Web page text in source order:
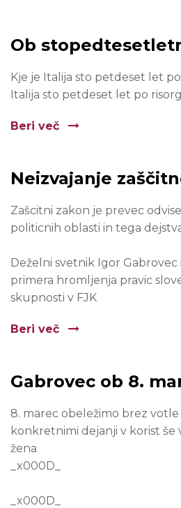
Ob
Kje je Italija sto petdeset let
Italija sto petdeset let po
Beri več
Neizvajanje
Zašcitni zakon je prevec
politicnih oblasti in tega
Deželni svetnik Igor Gabrovec
primera hromljenja pravic
skupnosti v FJK
Beri več
Gabrovec ob 8.
8. marec obeležimo brez
konkretnimi dejanji v korist še
žena
_x000D_
_x000D_